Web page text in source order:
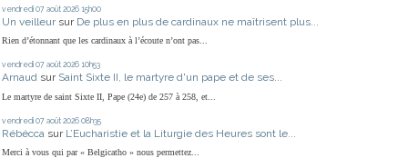
vendredi 07 août 2026 15h00
Un veilleur sur De plus en plus de cardinaux ne maîtrisent plus...
Rien d’étonnant que les cardinaux à l’écoute n’ont pas...
vendredi 07 août 2026 10h53
Arnaud sur Saint Sixte II, le martyre d'un pape et de ses...
Le martyre de saint Sixte II, Pape (24e) de 257 à 258, et...
vendredi 07 août 2026 08h35
Rébécca sur L’Eucharistie et la Liturgie des Heures sont le...
Merci à vous qui par « Belgicatho » nous permettez...